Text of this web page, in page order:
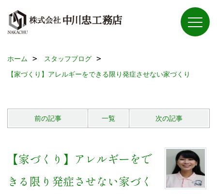
ホーム
スタッフブログ
【家づくり】アレルギーをできる限り発症させない家づくり
前の記事 一覧 次の記事
【家づくり】アレルギーをで
きる限り発症させない家づく